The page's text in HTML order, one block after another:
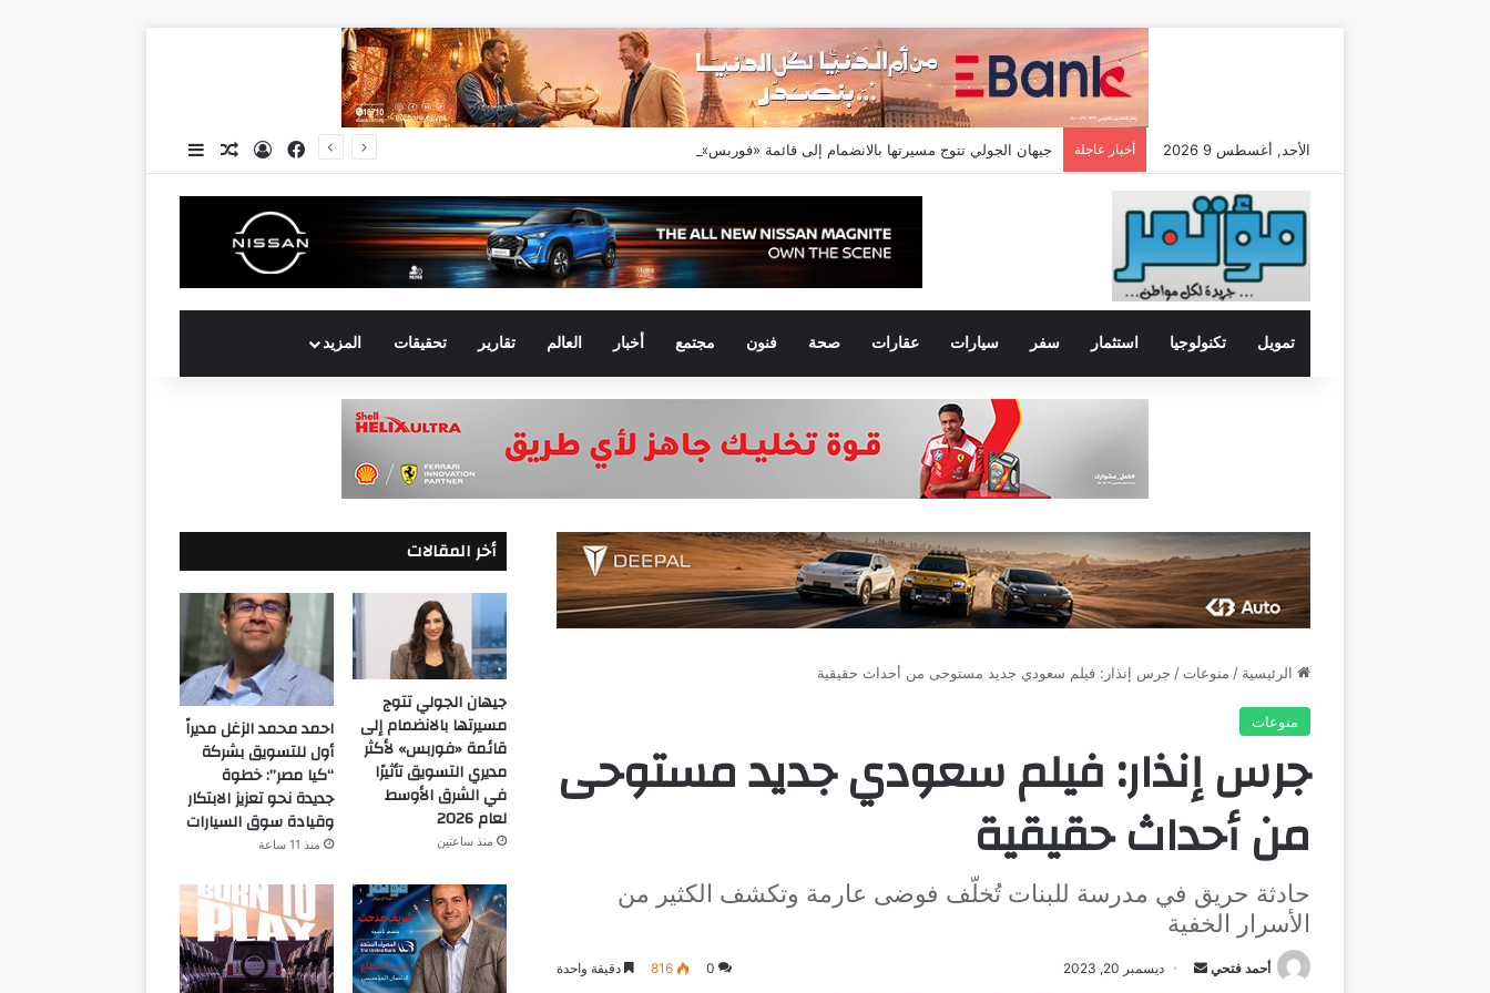
الأحد, أغسطس 9 2026 أخبار عاجلة فيسبوكتسجيل الدخول
مقال عشوائي
إضافة عمود جانبي
تمويل تكنولوجيا استثمار سفر سيارات عقارات صحة فنون مجتمع أخبار العالم تقارير تحقيقات المزيد
الرئيسية / منوعات / جرس إنذار: فيلم سعودي جديد مستوحى من أحداث حقيقية
منوعات
جرس إنذار: فيلم سعودي جديد مستوحى
من أحداث حقيقية
حادثة حريق في مدرسة للبنات تُخلّف فوضى عارمة وتكشف الكثير من
الأسرار الخفية
أحمد فتحي
أرسل ديسمبر 20, 2023 0
816 دقيقة واحدة
أخر المقالات
جيهان الجولي تتوج
مسيرتها بالانضمام إلى
قائمة «فوربس» لأكثر
مديري التسويق تأثيرًا
في الشرق الأوسط
لعام 2026
منذ ساعتين
احمد محمد الزغل مديراً
أول للتسويق بشركة
“كيا مصر”: خطوة
جديدة نحو تعزيز الابتكار
وقيادة سوق السيارات
منذ 11 ساعة